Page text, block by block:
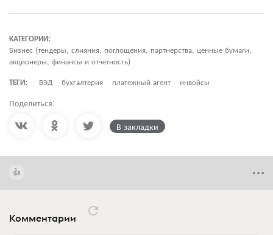
КАТЕГОРИИ:
Бизнес (тендеры, слияния, поглощения, партнерства, ценные бумаги,
акционеры, финансы и отчетность)
ТЕГИ:
ВЭД бухгалтерия платежный агент инвойсы
Поделиться:
В закладки
Комментарии